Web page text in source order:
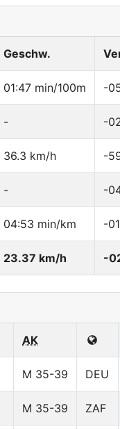
Geschw.
01:47 min/100m -
- -
36.3 km/h -
- -
04:53 min/km -
23.37 km/h -
AK
M 35-39 DEU
M 35-39 ZAF